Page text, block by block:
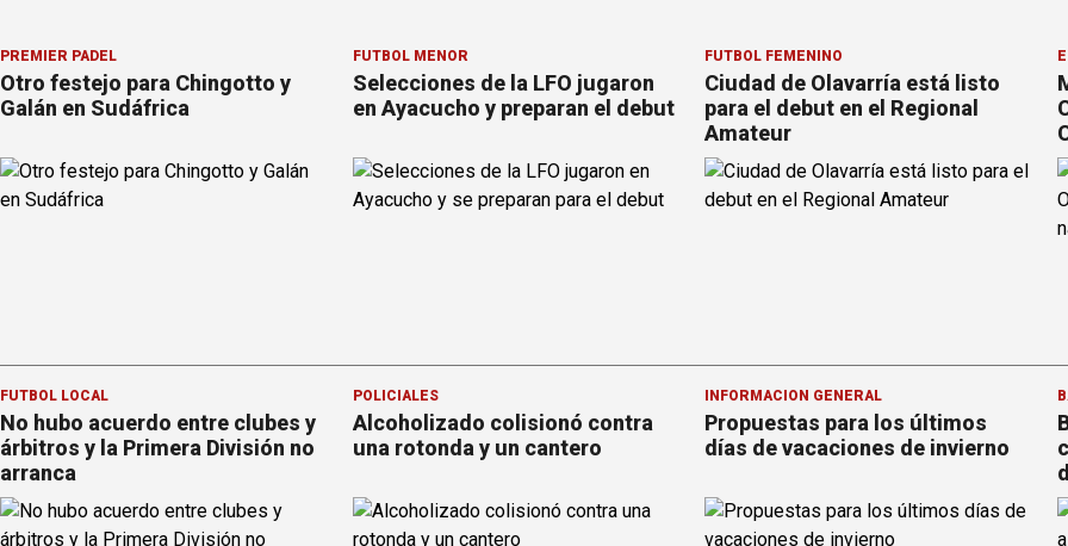
PREMIER PÁDEL
Otro festejo para Chingotto y
Galán en Sudáfrica
FÚTBOL MENOR
Selecciones de la LFO jugaron
en Ayacucho y preparan el debut
FÚTBOL FEMENINO
Ciudad de Olavarría está listo
para el debut en el Regional
Amateur
FÚTBOL LOCAL
No hubo acuerdo entre clubes y
árbitros y la Primera División no
arranca
POLICIALES
Alcoholizado colisionó contra
una rotonda y un cantero
INFORMACION GENERAL
Propuestas para los últimos
días de vacaciones de invierno